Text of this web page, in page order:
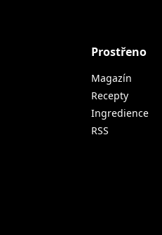
Prostřeno
Magazín
Recepty
Ingredience
RSS